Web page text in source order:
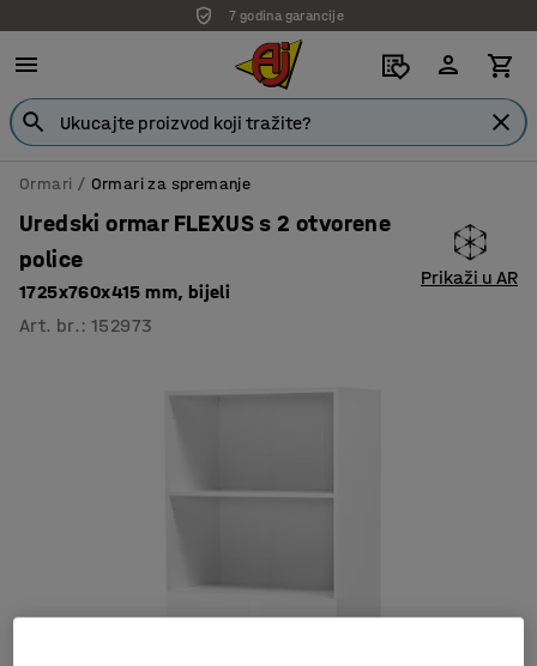
7 godina garancije
Ormari Ormari za spremanje
Uredski ormar FLEXUS s 2 otvorene
police
1725x760x415 mm, bijeli
Art. br. :152973
Prikaži u AR